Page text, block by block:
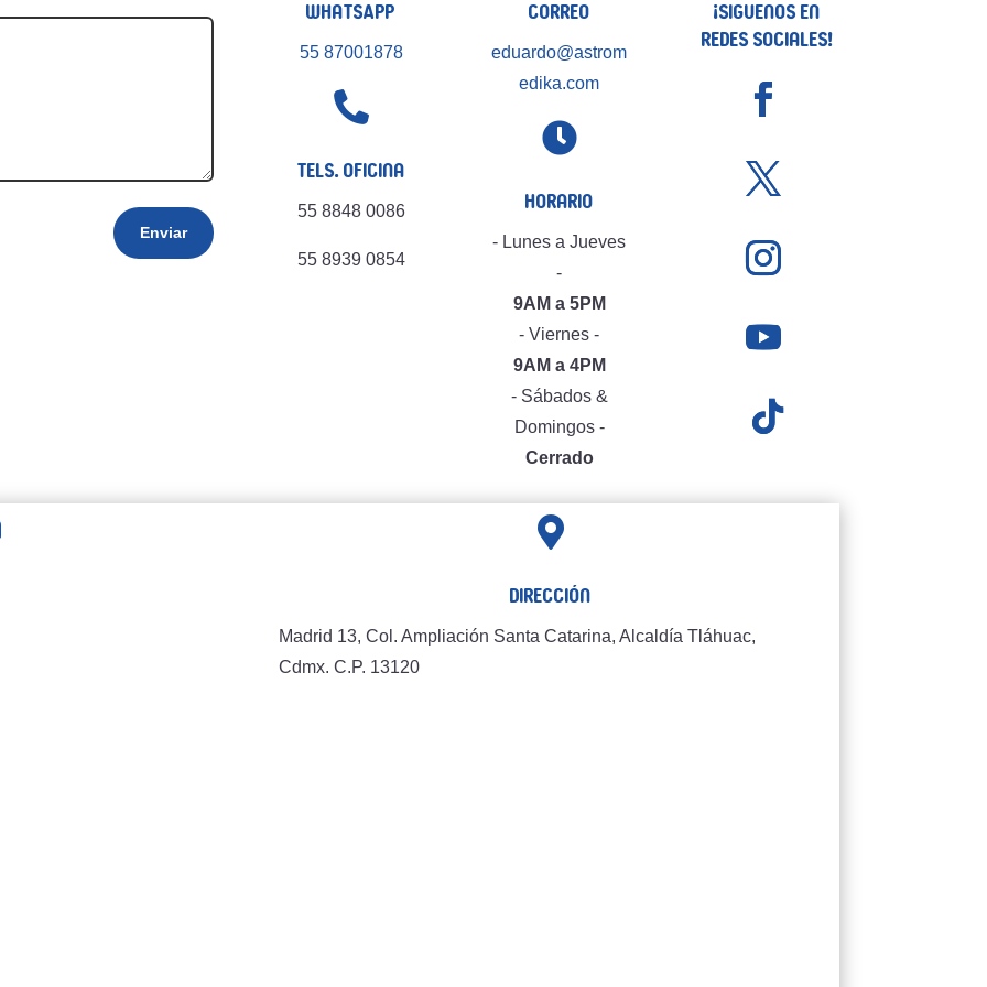
Enviar
WhatsApp
55 87001878

Tels. Oficina
55 8848 0086
55 8939 0854
Correo
eduardo@astrom
edika.com

Horario
- Lunes a Jueves
-
9AM a 5PM
- Viernes -
9AM a 4PM
- Sábados &
Domingos -
Cerrado
¡Siguenos en
Redes Sociales!

Dirección
Madrid 13, Col. Ampliación Santa Catarina, Alcaldía Tláhuac,
Cdmx. C.P. 13120